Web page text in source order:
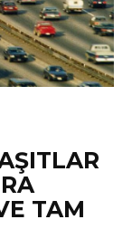
TAM